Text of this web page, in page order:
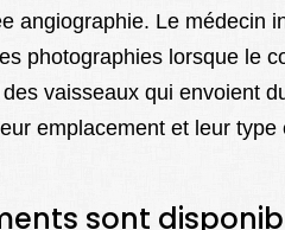
angiographie. Le médecin
photographies lorsque le
des vaisseaux qui envoient
emplacement et leur type
sont